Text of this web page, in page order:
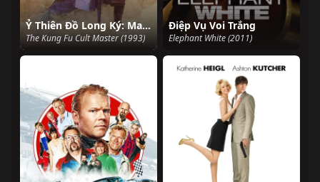
Ỷ Thiên Đồ Long Ký: Ma giáo giáo chủ
The Kung Fu Cult Master (1993)
Điệp Vụ Voi Trắng
Elephant White (2011)